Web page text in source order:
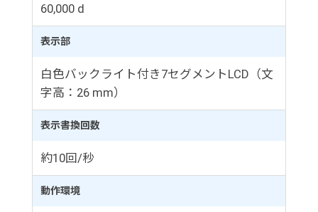
60,000 d
表示部
白色バックライト付き7セグメントLCD（文
字高：26 mm）
表示書換回数
約10回/秒
動作環境